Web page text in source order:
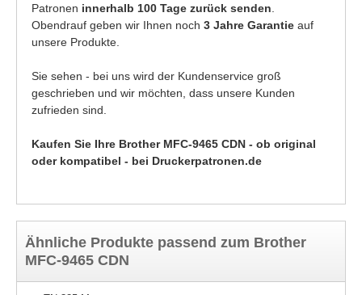
Patronen innerhalb 100 Tage zurück senden
Obendrauf geben wir Ihnen noch 3 Jahre Garantie auf
unsere Produkte.
Sie sehen - bei uns wird der Kundenservice groß
geschrieben und wir möchten, dass unsere Kunden
zufrieden sind.
Kaufen Sie Ihre Brother MFC-9465 CDN - ob original
oder kompatibel - bei Druckerpatronen.de
Ähnliche Produkte passend zum Brother
MFC-9465 CDN